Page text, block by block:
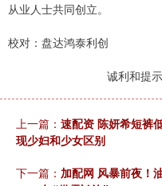
从业人士共同创立。
校对：盘达鸿泰利创
诚利和提
上一篇： 速配资 陈妍希短裤
现少妇和少女区别
下一篇： 加配网 风暴前夜！